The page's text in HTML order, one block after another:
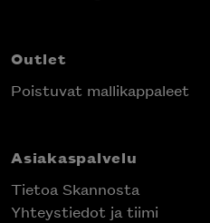
Outlet
Poistuvat mallikappaleet
Asiakaspalvelu
Tietoa Skannosta
Yhteystiedot ja tiimi